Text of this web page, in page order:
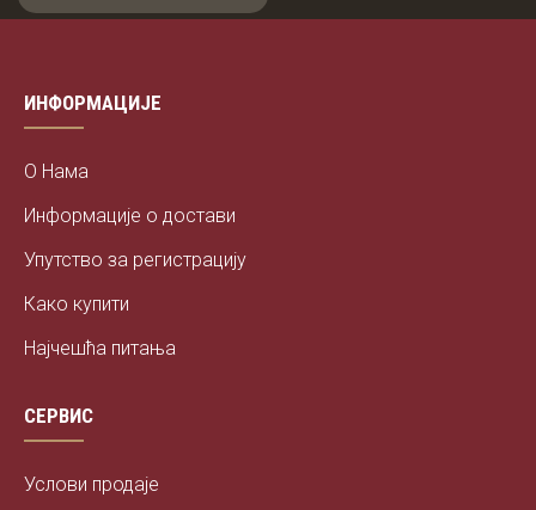
ИНФОРМАЦИЈЕ
О Нама
Информације о достави
Упутство за регистрацију
Како купити
Најчешћа питања
СЕРВИС
Услови продаје